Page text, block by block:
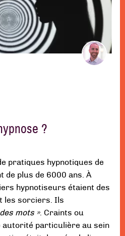
?
pratiques hypnotiques de
de plus de 6000 ans. À
hypnotiseurs étaient des
les sorciers. Ils
mots ». Craints ou
autorité particulière au sein